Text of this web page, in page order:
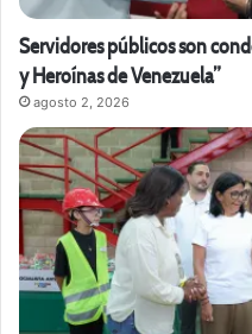
Servidores públicos son
y Heroínas de Venezuela”
agosto 2, 2026